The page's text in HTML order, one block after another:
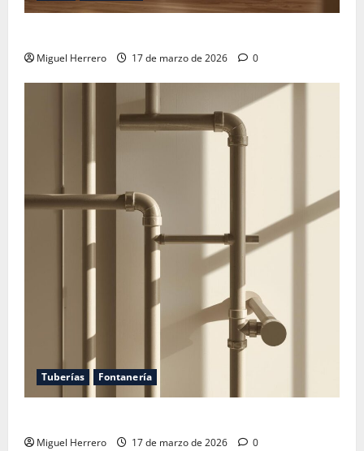
Miguel Herrero 17 de marzo de 2026 0
Tuberías Fontanería
Miguel Herrero 17 de marzo de 2026 0